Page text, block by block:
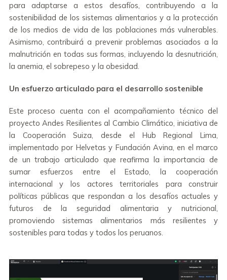
para adaptarse a estos desafíos, contribuyendo a la
sostenibilidad de los sistemas alimentarios y a la protección
de los medios de vida de las poblaciones más vulnerables.
Asimismo, contribuirá a prevenir problemas asociados a la
malnutrición en todas sus formas, incluyendo la desnutrición,
la anemia, el sobrepeso y la obesidad.
Un esfuerzo articulado para el desarrollo sostenible
Este proceso cuenta con el acompañamiento técnico del
proyecto Andes Resilientes al Cambio Climático, iniciativa de
la Cooperación Suiza, desde el Hub Regional Lima,
implementado por Helvetas y Fundación Avina, en el marco
de un trabajo articulado que reafirma la importancia de
sumar esfuerzos entre el Estado, la cooperación
internacional y los actores territoriales para construir
políticas públicas que respondan a los desafíos actuales y
futuros de la seguridad alimentaria y nutricional,
promoviendo sistemas alimentarios más resilientes y
sostenibles para todas y todos los peruanos.